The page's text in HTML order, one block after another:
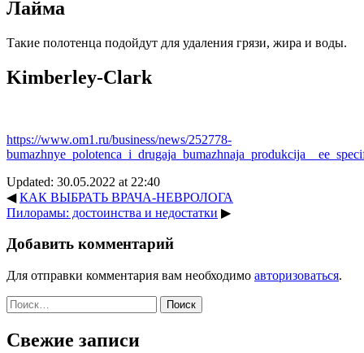
Лайма
Такие полотенца подойдут для удаления грязи, жира и воды.
Kimberley-Clark
https://www.om1.ru/business/news/252778-
Updated: 30.05.2022 at 22:40
◀КАК ВЫБРАТЬ ВРАЧА-НЕВРОЛОГА
Пилорамы: достоинства и недостатки ▶
Добавить комментарий
Для отправки комментария вам необходимо авторизоваться.
Найти:
Свежие записи